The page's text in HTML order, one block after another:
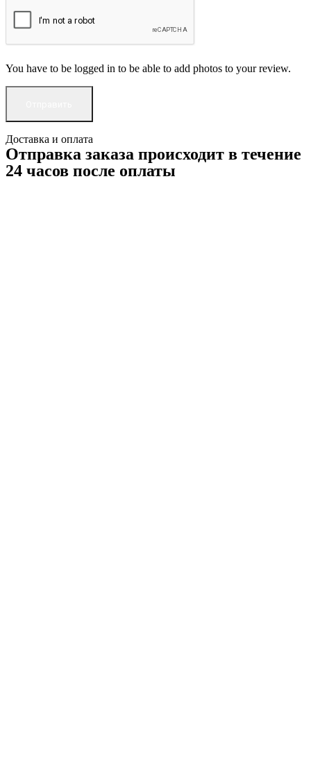
You have to be logged in to be able to add photos to your review.
Доставка и оплата
Отправка заказа происходит в течение
24 часов после оплаты